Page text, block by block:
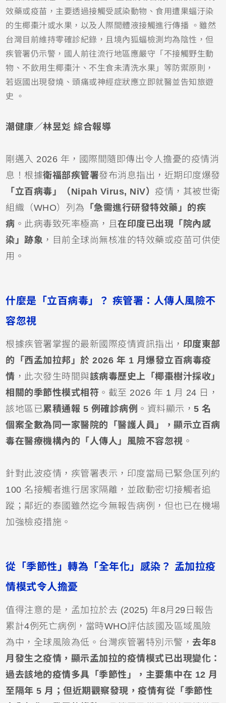
效藥或疫苗，主要透過接觸受感染動物、食用遭果蝠汙染
的生椰棗汁或水果，以及人際間體液接觸進行傳播 。雖然
台灣目前維持零確診紀錄，且境內狐蝠檢測均為陰性，但
疾管署仍示警，國人前往流行地區應嚴守「不接觸野生動
物、不飲用生椰棗汁、不生食未清洗水果」等防禦原則，
若返國出現發燒、頭痛或神經症狀應立即就醫並告知旅遊
史 。
潮健康／林昱彣 綜合報導
剛邁入 2026 年，國際間隨即傳出令人擔憂的疫情消
息！根據衛福部疾管署發布消息指出，近期印度爆發
「立百病毒」（Nipah Virus, NiV） 疫情，其被世衛
組織（WHO）列為 「急需進行研發特效藥」的疾
病 。此病毒致死率極高，且在印度已出現「院內感
染」跡象 ，目前全球尚無核准的特效藥或疫苗可供使
用。
什麼是「立百病毒」？ 疾管署：人傳人風險不
容忽視
根據疾管署掌握的最新國際疫情資訊指出， 印度東部
的「西孟加拉邦」於 2026 年 1 月爆發立百病毒疫
情 ，此次發生時間與該病毒歷史上「椰棗樹汁採收」
相關的季節性模式相符 。截至 2026 年 1 月 24 日，
該地區已累積通報 5 例確診病例 。資料顯示，5 名
個案全數為同一家醫院的「醫護人員」，顯示立百病
毒在醫療機構內的「人傳人」風險不容忽視 。
針對此波疫情，疾管署表示，印度當局已緊急匡列約
100 名接觸者進行居家隔離，並啟動密切接觸者追
蹤；鄰近的泰國雖然迄今無報告病例，但也已在機場
加強檢疫措施。
從「季節性」轉為「全年化」感染？ 孟加拉疫
情模式令人擔憂
值得注意的是，孟加拉於去 (2025) 年8月29日報告
累計4例死亡病例，當時WHO評估該國及區域風險
為中，全球風險為低。台灣疾管署特別示警，去年8
月發生之疫情，顯示孟加拉的疫情模式已出現變化：
過去該地的疫情多具「季節性」，主要集中在 12 月
至隔年 5 月；但近期觀察發現，疫情有從「季節性